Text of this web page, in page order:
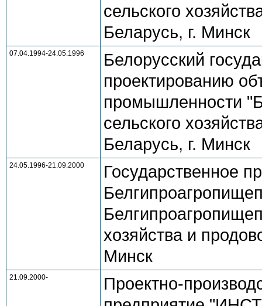
сельского
Беларусь, г. Минск
07.04.1994-24.05.1996
Белорусский
проектированию
промышленности
сельского
Беларусь, г. Минск
24.05.1996-21.09.2000
Государственное
хозяйства и
Минск
21.09.2000-
Проектно-